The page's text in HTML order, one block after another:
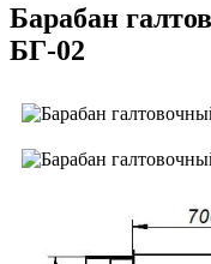
Барабан
БГ-02